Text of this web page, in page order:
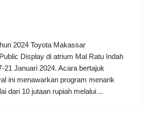
2024 Toyota Makassar
Display di atrium Mal Ratu Indah
21 Januari 2024. Acara bertajuk
ini menawarkan program menarik
dari 10 jutaan rupiah melalui…